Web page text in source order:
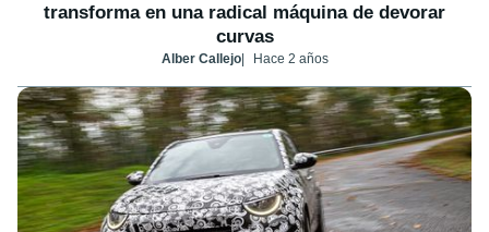
transforma en una radical máquina de devorar
curvas
Alber Callejo Hace 2 años